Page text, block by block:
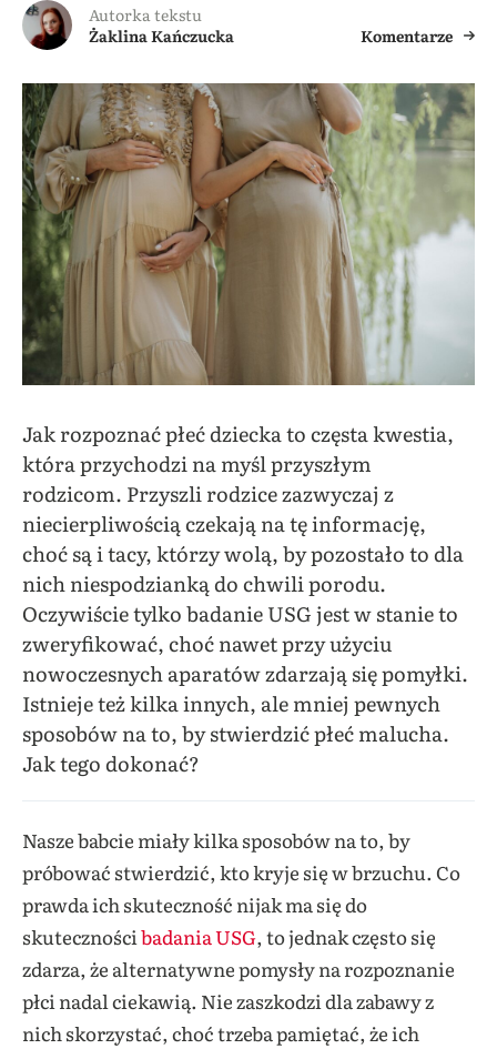
Autorka tekstu
Żaklina Kańczucka
Komentarze
Jak rozpoznać płeć dziecka to częsta kwestia,
która przychodzi na myśl przyszłym
rodzicom. Przyszli rodzice zazwyczaj z
niecierpliwością czekają na tę informację,
choć są i tacy, którzy wolą, by pozostało to dla
nich niespodzianką do chwili porodu.
Oczywiście tylko badanie USG jest w stanie to
zweryfikować, choć nawet przy użyciu
nowoczesnych aparatów zdarzają się pomyłki.
Istnieje też kilka innych, ale mniej pewnych
sposobów na to, by stwierdzić płeć malucha.
Jak tego dokonać?
Nasze babcie miały kilka sposobów na to, by
próbować stwierdzić, kto kryje się w brzuchu. Co
prawda ich skuteczność nijak ma się do
skutecznościbadania USG, to jednak często się
zdarza, że alternatywne pomysły na rozpoznanie
płci nadal ciekawią. Nie zaszkodzi dla zabawy z
nich skorzystać, choć trzeba pamiętać, że ich